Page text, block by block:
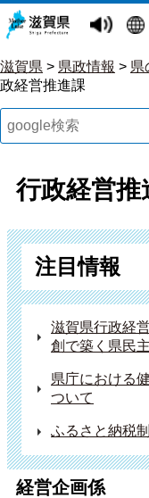
滋賀県 > 県政情報 > 県
政経営推進課
行政経営推
注目情報
滋賀県行政経
創で築く県民
県庁における
ついて
ふるさと納税
経営企画係